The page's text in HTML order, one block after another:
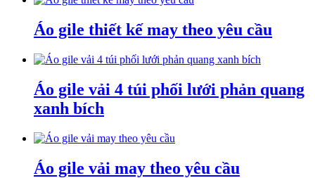
Áo gile thiết kế may theo yêu cầu
Áo gile vải 4 túi phối lưới phản quang
xanh bích
Áo gile vải may theo yêu cầu